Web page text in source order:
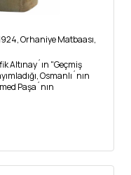
Orhaniye Matbaası,
Altınay´ın "Geçmiş
Osmanlı´nın
Paşa´nın